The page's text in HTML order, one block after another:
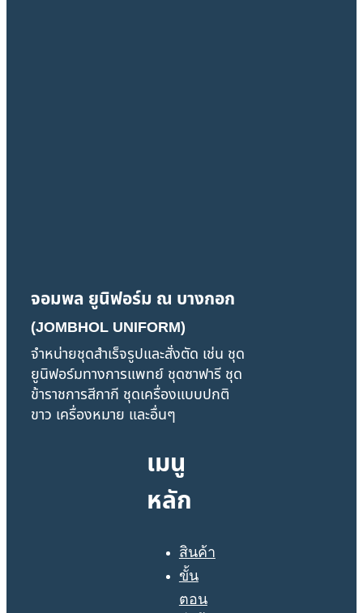
จอมพล ยูนิฟอร์ม ณ บางกอก
(JOMBHOL UNIFORM)
จำหน่ายชุดสำเร็จรูปและสั่งตัด เช่น ชุด
ยูนิฟอร์มทางการแพทย์ ชุดซาฟารี ชุด
ข้าราชการสีกากี ชุดเครื่องแบบปกติ
ขาว เครื่องหมาย และอื่นๆ
เมนู
หลัก
สินค้า
ขั้น
ตอน